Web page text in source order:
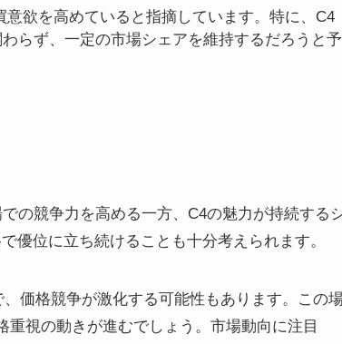
欲を高めていると指摘しています。特に、C4
らず、一定の市場シェアを維持するだろうと予
の競争力を高める一方、C4の魅力が持続する
優位に立ち続けることも十分考えられます。
価格競争が激化する可能性もあります。この
視の動きが進むでしょう。市場動向に注目